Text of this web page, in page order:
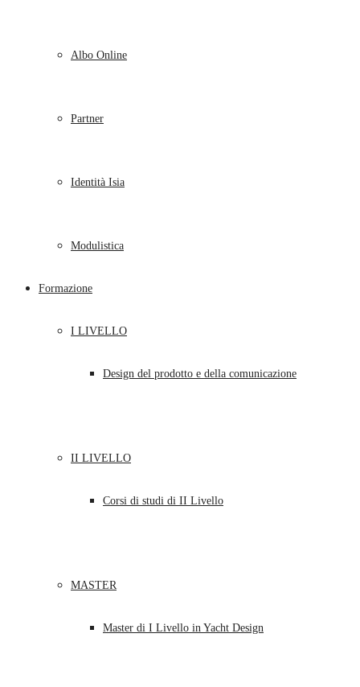
Albo Online
Partner
Identità Isia
Modulistica
Formazione
I LIVELLO
Design del prodotto e della comunicazione
II LIVELLO
Corsi di studi di II Livello
MASTER
Master di I Livello in Yacht Design